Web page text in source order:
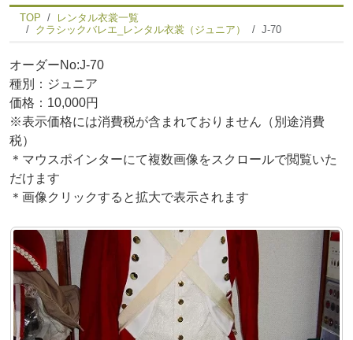
TOP
レンタル衣裳一覧
クラシックバレエ_レンタル衣裳（ジュニア）
J-70
オーダーNo:J-70
種別：ジュニア
価格：10,000円
※表示価格には消費税が含まれておりません（別途消費
税）
＊マウスポインターにて複数画像をスクロールで閲覧いた
だけます
＊画像クリックすると拡大で表示されます